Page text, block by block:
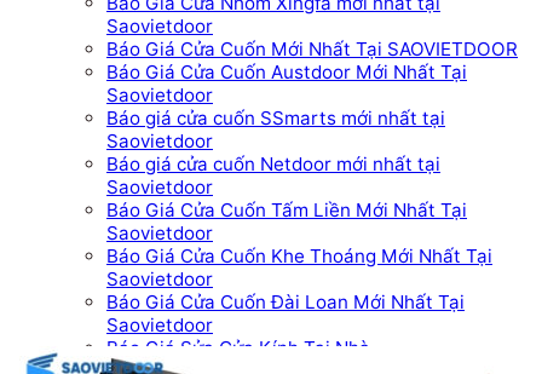
Saovietdoor
Báo Giá Cửa Cuốn Mới Nhất Tại SAOVIETDOOR
Báo Giá Cửa Cuốn Austdoor Mới Nhất Tại
Saovietdoor
Báo giá cửa cuốn SSmarts mới nhất tại
Saovietdoor
Báo giá cửa cuốn Netdoor mới nhất tại
Saovietdoor
Báo Giá Cửa Cuốn Tấm Liền Mới Nhất Tại
Saovietdoor
Báo Giá Cửa Cuốn Khe Thoáng Mới Nhất Tại
Saovietdoor
Báo Giá Cửa Cuốn Đài Loan Mới Nhất Tại
Saovietdoor
Báo Giá Sửa Cửa Kính Tại Nhà